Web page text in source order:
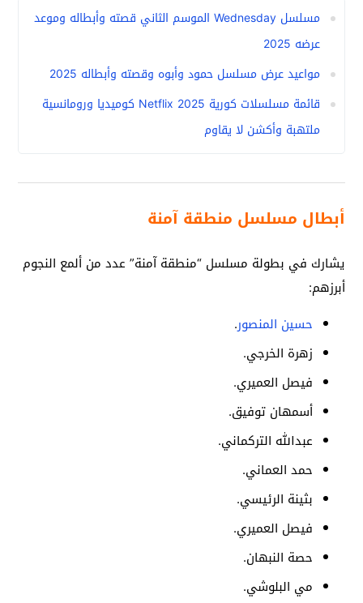
مسلسل Wednesday الموسم الثاني قصته وأبطاله وموعد
عرضه 2025
مواعيد عرض مسلسل حمود وأبوه وقصته وأبطاله 2025
قائمة مسلسلات كورية 2025 Netflix كوميديا ورومانسية
ملتهبة وأكشن لا يقاوم
أبطال مسلسل منطقة آمنة
يشارك في بطولة مسلسل “منطقة آمنة” عدد من ألمع النجوم
أبرزهم:
حسين المنصور.
زهرة الخرجي.
فيصل العميري.
أسمهان توفيق.
عبدالله التركماني.
حمد العماني.
بثينة الرئيسي.
فيصل العميري.
حصة النبهان.
مي البلوشي.